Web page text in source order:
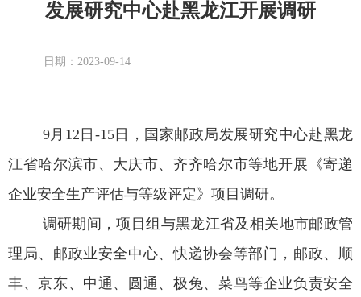
发展研究中心赴黑龙江开展调研
日期：2023-09-14
9月 12 日 -15日，国家邮政局发展研究中心赴黑龙
江省哈尔滨市、大庆市、齐齐哈尔市等地开展《寄递
企业安全生产评估与等级评定》项目调研。
调研期间，项目组与黑龙江省及相关地市邮政管
理局、邮政业安全中心、快递协会等部门，邮政、顺
丰、京东、中通、圆通、极兔、菜鸟等企业负责安全